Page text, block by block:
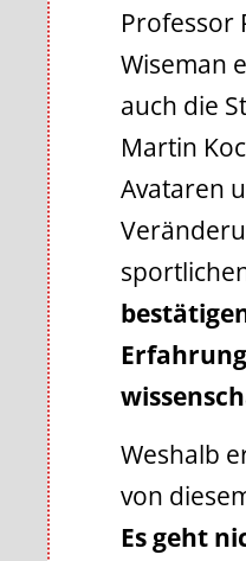
Professor
Wiseman
auch die
Martin
Avataren
Weshalb
von
Es geht